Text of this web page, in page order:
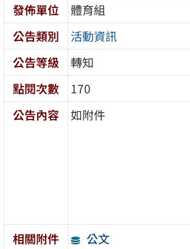
發佈單位
體育組
公告類別
活動資訊
公告等級
轉知
點閱次數
170
公告內容
如附件
相關附件 公文